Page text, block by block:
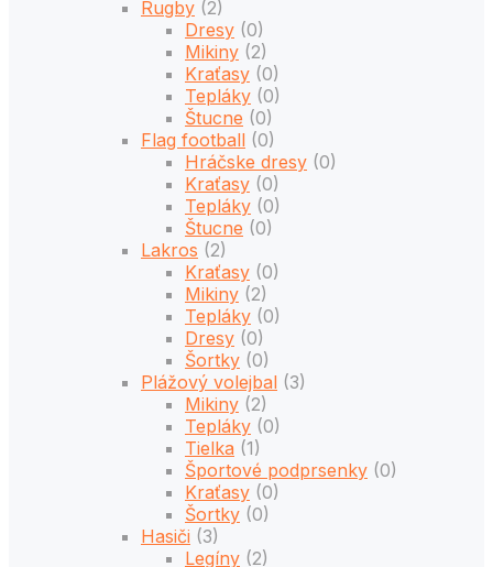
Rugby (2)
Dresy (0)
Mikiny (2)
Kraťasy (0)
Tepláky (0)
Štucne (0)
Flag football (0)
Hráčske dresy (0)
Kraťasy (0)
Tepláky (0)
Štucne (0)
Lakros (2)
Kraťasy (0)
Mikiny (2)
Tepláky (0)
Dresy (0)
Šortky (0)
Plážový volejbal (3)
Mikiny (2)
Tepláky (0)
Tielka (1)
Športové podprsenky (0)
Kraťasy (0)
Šortky (0)
Hasiči (3)
Legíny (2)